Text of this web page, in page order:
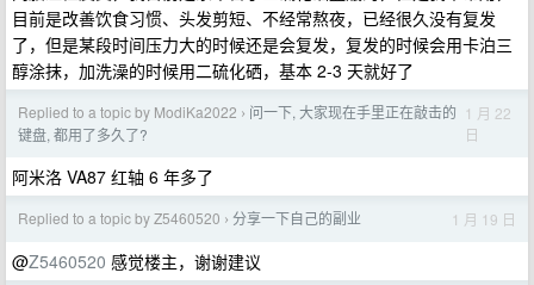
目前是改善饮食习惯、头发剪短、不经常熬夜，已经很久没有复发
了，但是某段时间压力大的时候还是会复发，复发的时候会用卡泊三
醇涂抹，加洗澡的时候用二硫化硒，基本 2-3 天就好了
Replied to a topic by ModiKa2022 › 问一下, 大家现在手里正在敲击的
键盘, 都用了多久了?
1 月 22
日
阿米洛 VA87 红轴 6 年多了
Replied to a topic by Z5460520 › 分享一下自己的副业 1 月 19 日
@Z5460520 感觉楼主，谢谢建议